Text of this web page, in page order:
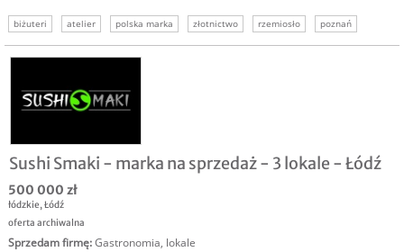
biżuteri atelier polska marka złotnictwo rzemiosło
poznań
firma
Sushi Smaki - marka na sprzedaż - 3 lokale - Łódź
500 000 zł
łódzkie,Łódź
oferta archiwalna
Sprzedam firmę:Gastronomia, lokale